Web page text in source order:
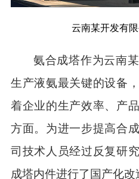
云南某开发有
氨合成塔作为云南
生产液氨最关键的设备
着企业的生产效率、产
方面。为进一步提高合
司技术人员经过反复研
成塔内件进行了国产化改